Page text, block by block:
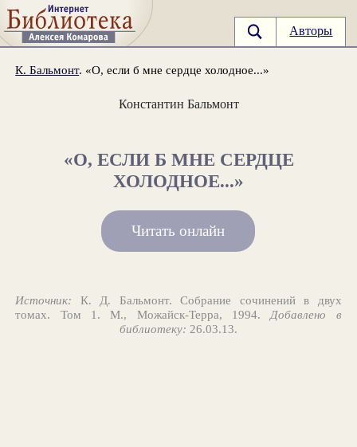
Авторы
К. Бальмонт. «О, если б мне сердце холодное...»
Константин Бальмонт
«О, ЕСЛИ Б МНЕ СЕРДЦЕ
ХОЛОДНОЕ...»
Читать онлайн
Источник: К. Д. Бальмонт. Собрание сочинений в двух
томах. Том 1. М., Можайск-Терра, 1994.Добавлено в
библиотеку: 26.03.13.